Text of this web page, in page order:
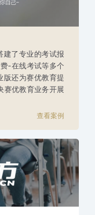
建了专业的考试报
-在线考试等多个
版还为赛优教育提
赛优教育业务开展
查看案例